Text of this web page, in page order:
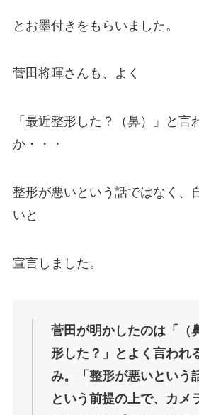
とお墨付きをもらいました。
菅田将暉さんも、よく
「最近整形した？（鼻）」と言
か・・・
整形が悪いという話ではなく、
いと
宣言しました。
菅田が明かしたのは「（
形した？」とよく言われ
み。「整形が悪いという
という前提の上で、カメ